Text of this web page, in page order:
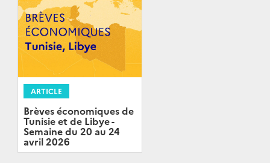
ARTICLE
Brèves économiques de
Tunisie et de Libye -
Semaine du 20 au 24
avril 2026